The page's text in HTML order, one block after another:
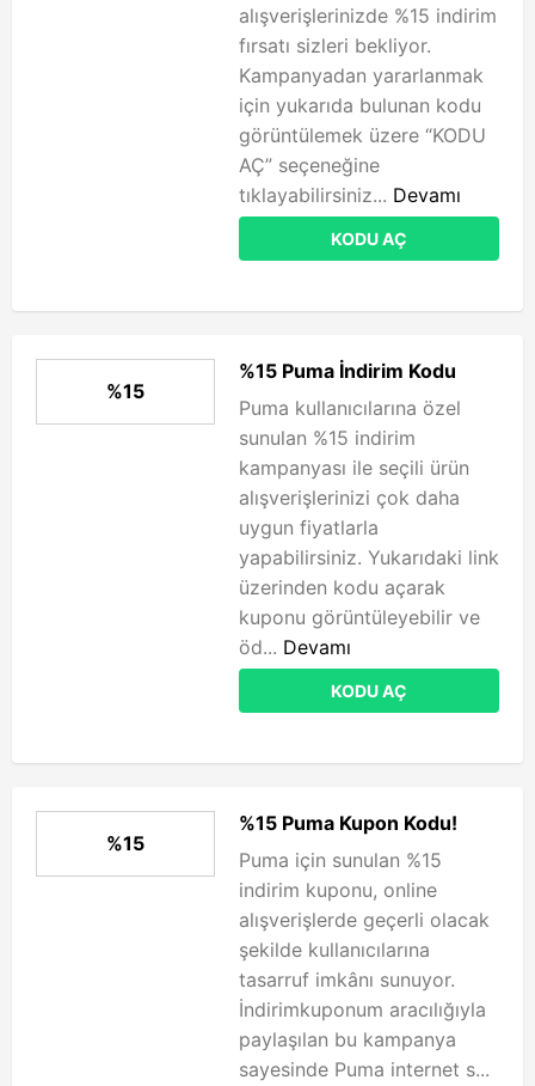
alışverişlerinizde %15 indirim
fırsatı sizleri bekliyor.
Kampanyadan yararlanmak
için yukarıda bulunan kodu
görüntülemek üzere “KODU
AÇ” seçeneğine
tıklayabilirsiniz... Devamı
KODU AÇ
%15
%15 Puma İndirim Kodu
Puma kullanıcılarına özel
sunulan %15 indirim
kampanyası ile seçili ürün
alışverişlerinizi çok daha
uygun fiyatlarla
yapabilirsiniz. Yukarıdaki link
üzerinden kodu açarak
kuponu görüntüleyebilir ve
öd... Devamı
KODU AÇ
%15
%15 Puma Kupon Kodu!
Puma için sunulan %15
indirim kuponu, online
alışverişlerde geçerli olacak
şekilde kullanıcılarına
tasarruf imkânı sunuyor.
İndirimkuponum aracılığıyla
paylaşılan bu kampanya
sayesinde Puma internet s...